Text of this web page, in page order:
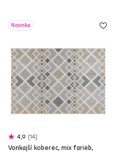
Novinka
4,9 14
Vonkajší koberec, mix farieb,